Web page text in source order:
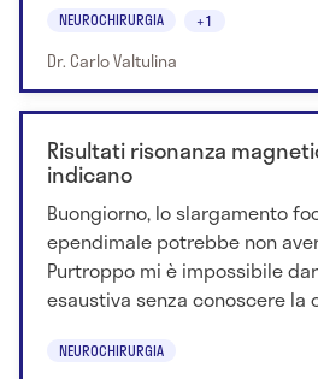
NEUROCHIRURGIA +1
Dr. Carlo Valtulina
Risultati risonanza
indicano
Buongiorno, lo slargamento
ependimale potrebbe non
Purtroppo mi è impossibile
esaustiva senza conoscere la
NEUROCHIRURGIA